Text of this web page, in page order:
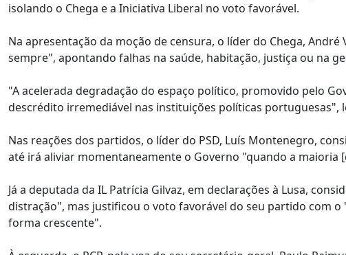
isolando o Chega e a Iniciativa Liberal no voto favorável.
Na apresentação da moção de censura, o líder do Chega,
sempre", apontando falhas na saúde, habitação, justiça ou na
"A acelerada degradação do espaço político, promovido pelo
descrédito irremediável nas instituições políticas portuguesas",
Nas reações dos partidos, o líder do PSD, Luís Montenegro,
até irá aliviar momentaneamente o Governo "quando a maioria
Já a deputada da IL Patrícia Gilvaz, em declarações à Lusa,
distração", mas justificou o voto favorável do seu partido com
forma crescente".